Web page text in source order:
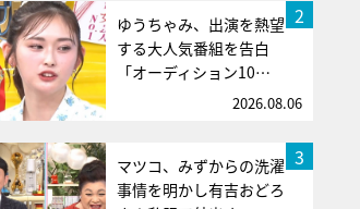
2
ゆうちゃみ、出演を熱望
する大人気番組を告白
「オーディション10…
2026.08.06
3
マツコ、みずからの洗濯
事情を明かし有吉おどろ